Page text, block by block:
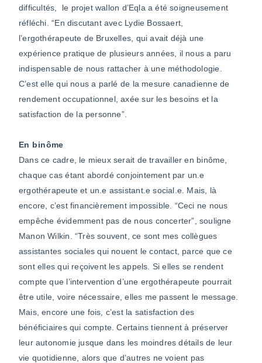
difficultés, le projet wallon d’Eqla a été soigneusement
réfléchi. “En discutant avec Lydie Bossaert,
l’ergothérapeute de Bruxelles, qui avait déjà une
expérience pratique de plusieurs années, il nous a paru
indispensable de nous rattacher à une méthodologie.
C’est elle qui nous a parlé de la mesure canadienne de
rendement occupationnel, axée sur les besoins et la
satisfaction de la personne”.
En binôme
Dans ce cadre, le mieux serait de travailler en binôme,
chaque cas étant abordé conjointement par un.e
ergothérapeute et un.e assistant.e social.e. Mais, là
encore, c’est financièrement impossible. “Ceci ne nous
empêche évidemment pas de nous concerter”, souligne
Manon Wilkin. “Très souvent, ce sont mes collègues
assistantes sociales qui nouent le contact, parce que ce
sont elles qui reçoivent les appels. Si elles se rendent
compte que l’intervention d’une ergothérapeute pourrait
être utile, voire nécessaire, elles me passent le message.
Mais, encore une fois, c’est la satisfaction des
bénéficiaires qui compte. Certains tiennent à préserver
leur autonomie jusque dans les moindres détails de leur
vie quotidienne, alors que d’autres ne voient pas